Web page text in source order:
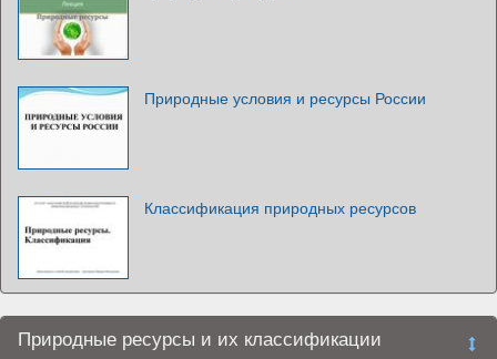
Природные условия и ресурсы России
Классификация природных ресурсов
Природные ресурсы и их классификации